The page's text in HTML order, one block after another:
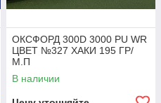
ОКСФОРД 300D 3000 PU WR
ЦВЕТ №327 ХАКИ 195 ГР/
М.П
В наличии